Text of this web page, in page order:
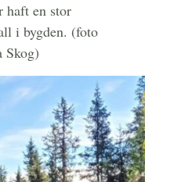
haft en stor
i bygden. (foto
Skog)